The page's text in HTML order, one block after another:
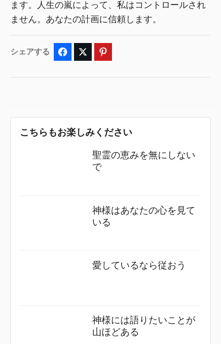
ます。人生の嵐によって、私はコントロールされ
ません。あなたの計画に信頼します。
シェアする Facebook Twitter
こちらもお楽しみください
聖霊の恵みを無にしない
で
神様はあなたの心を見て
いる
愛しているなら従おう
神様には語りたいことが
山ほどある